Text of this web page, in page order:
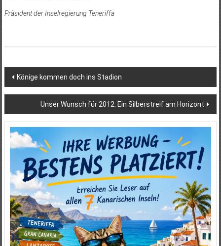
Präsident der Inselregierung Teneriffa
Beitragsnavigation
Könige kommen doch ins Stadion
Unser Wunsch für 2012: Ein Silberstreif am Horizont